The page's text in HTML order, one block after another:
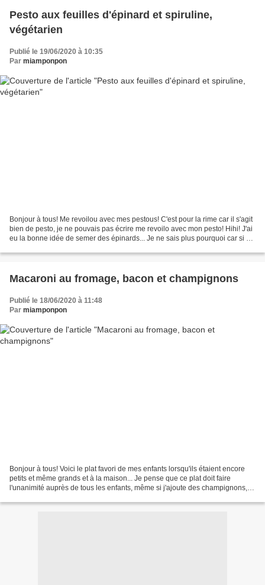
Pesto aux feuilles d'épinard et spiruline,
végétarien
Publié le 19/06/2020 à 10:35
Par miamponpon
Bonjour à tous! Me revoilou avec mes pestous! C'est pour la rime car il s'agit
bien de pesto, je ne pouvais pas écrire me revoilo avec mon pesto! Hihi! J'ai
eu la bonne idée de semer des épinards... Je ne sais plus pourquoi car si on
Macaroni au fromage, bacon et champignons
Publié le 18/06/2020 à 11:48
Par miamponpon
Bonjour à tous! Voici le plat favori de mes enfants lorsqu'ils étaient encore
petits et même grands et à la maison... Je pense que ce plat doit faire
l'unanimité auprès de tous les enfants, même si j'ajoute des champignons,